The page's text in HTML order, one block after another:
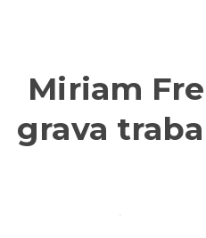
Miriam
grava